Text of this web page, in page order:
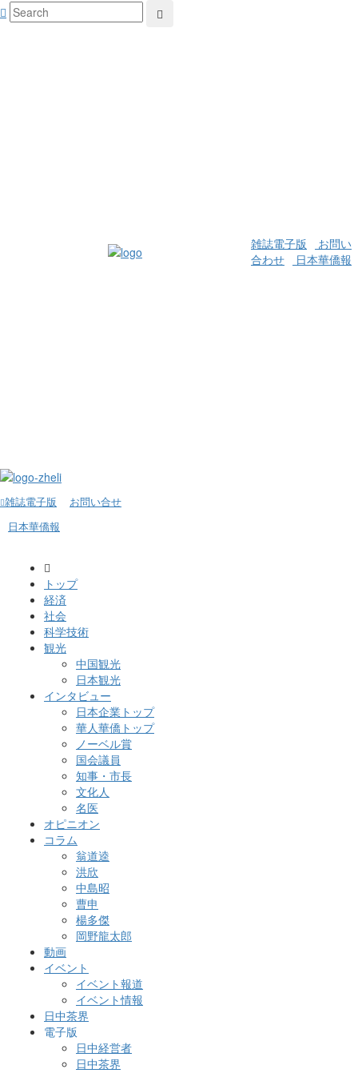
雑誌電子版
お問い
合わせ
日本華僑報
雑誌電子版
お問い合せ
日本華僑報
トップ
経済
社会
科学技術
観光
中国観光
日本観光
インタビュー
日本企業トップ
華人華僑トップ
ノーベル賞
国会議員
知事・市長
文化人
名医
オピニオン
コラム
翁道逵
洪欣
中島昭
曹申
楊多傑
岡野龍太郎
動画
イベント
イベント報道
イベント情報
日中茶界
電子版
日中経営者
日中茶界